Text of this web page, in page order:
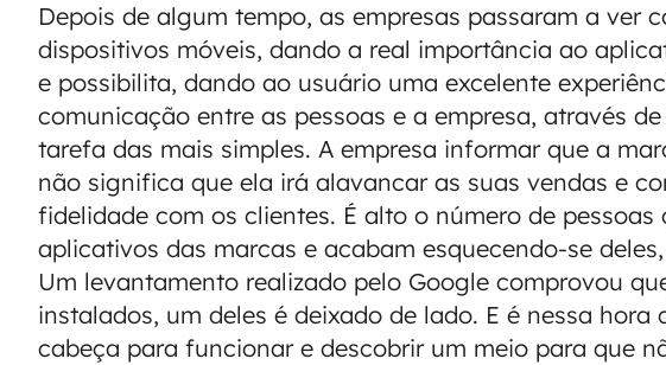
Depois de algum tempo, as empresas passaram a ver
dispositivos móveis, dando a real importância ao
e possibilita, dando ao usuário uma excelente
comunicação entre as pessoas e a empresa, através
tarefa das mais simples. A empresa informar que a
não significa que ela irá alavancar as suas vendas e
fidelidade com os clientes. É alto o número de pessoas
aplicativos das marcas e acabam esquecendo-se
Um levantamento realizado pelo Google comprovou
instalados, um deles é deixado de lado. E é nessa hora
cabeça para funcionar e descobrir um meio para que